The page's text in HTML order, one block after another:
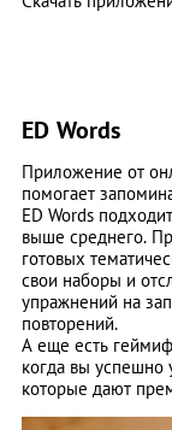
ED Words
Приложение от
помогает
ED Words
выше среднего.
готовых
свои наборы и
упражнений на
повторений.
А еще есть
когда вы успешно
которые дают